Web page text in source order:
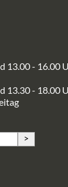
13.00 - 16.00
13.30 - 18.00
>